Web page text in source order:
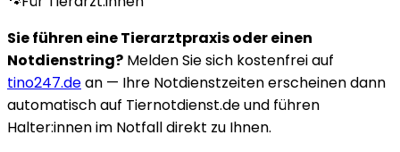
Sie führen eine Tierarztpraxis oder einen
Notdienstring? Melden Sie sich kostenfrei auf
tino247.dean — Ihre Notdienstzeiten erscheinen dann
automatisch auf Tiernotdienst.de und führen
Halter:innen im Notfall direkt zu Ihnen.